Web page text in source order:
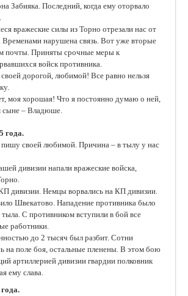
Забияка. Последний, когда ему оторвало
вражеские силы из Торно отрезали нас от
Временами нарушена связь. Вот уже вторые
почты. Приняты срочные меры к
войск противника.
дорогой, любимой! Все равно нельзя
моя хорошая! Что я постоянно думаю о ней,
сыне – Владюше.
года.
пишу своей любимой. Причина – в тылу у нас
дивизии напали вражеские войска,
дивизии. Немцы ворвались на КП дивизии.
Швекатово. Нападение противника было
С противником вступили в бой все
работники.
до 2 тысяч был разбит. Сотни
на поле боя, остальные пленены. В этом бою
артиллерией дивизии гвардии полковник
ему слава.